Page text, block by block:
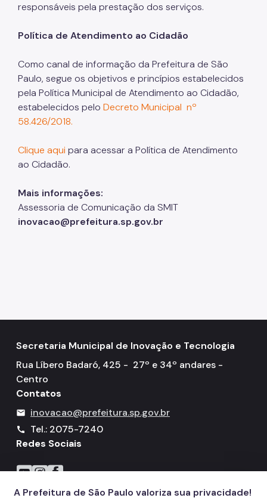
responsáveis pela prestação dos serviços.
Política de Atendimento ao Cidadão
Como canal de informação da Prefeitura de São
Paulo, segue os objetivos e princípios estabelecidos
pela Política Municipal de Atendimento ao Cidadão,
estabelecidos pelo Decreto Municipal nº
58.426/2018.
Clique aqui para acessar a Política de Atendimento
ao Cidadão.
Mais informações:
Assessoria de Comunicação da SMIT
inovacao@prefeitura.sp.gov.br
Secretaria Municipal de Inovação e Tecnologia
Rua Líbero Badaró, 425 - 27º e 34º andares -
Centro
Contatos
mail inovacao@prefeitura.sp.gov.br
call
Tel.: 2075-7240
Redes Sociais
Icone do YouTube
Icone do Instagram
Icone do Facebook
A Prefeitura de São Paulo valoriza sua privacidade!